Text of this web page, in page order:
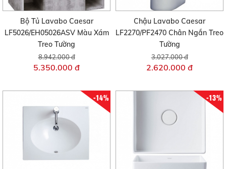
Bộ Tủ Lavabo Caesar
LF5026/EH05026ASV Màu Xám
Treo Tường
8.942.000 đ
5.350.000 đ
Chậu Lavabo Caesar
LF2270/PF2470 Chân Ngắn Treo
Tường
3.027.000 đ
2.620.000 đ
-14% -13%